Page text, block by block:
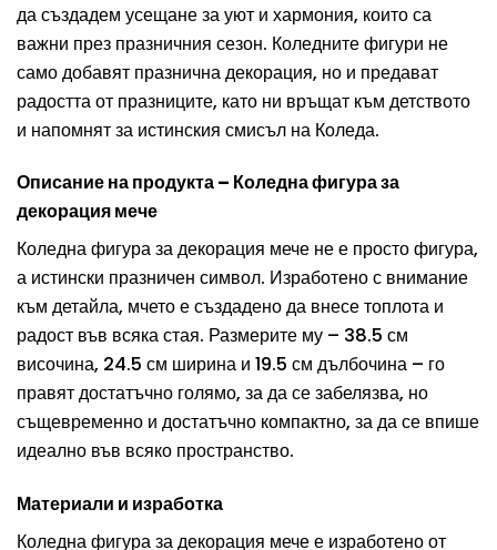
да създадем усещане за уют и хармония, които са
важни през празничния сезон. Коледните фигури не
само добавят празнична декорация, но и предават
радостта от празниците, като ни връщат към детството
и напомнят за истинския смисъл на Коледа.
Описание на продукта – Коледна фигура за
декорация мече
Коледна фигура за декорация мече не е просто фигура,
а истински празничен символ. Изработено с внимание
към детайла, мчето е създадено да внесе топлота и
радост във всяка стая. Размерите му – 38.5 см
височина, 24.5 см ширина и 19.5 см дълбочина – го
правят достатъчно голямо, за да се забелязва, но
същевременно и достатъчно компактно, за да се впише
идеално във всяко пространство.
Материали и изработка
Коледна фигура за декорация мече е изработено от